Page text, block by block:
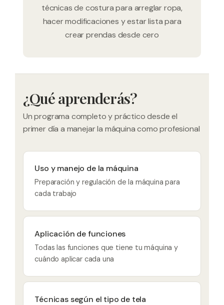
técnicas de costura para arreglar ropa,
hacer modificaciones y estar lista para
crear prendas desde cero
¿Qué aprenderás?
Un programa completo y práctico desde el
primer día a manejar la máquina como profesional
Uso y manejo de la máquina
Preparación y regulación de la máquina para
cada trabajo
Aplicación de funciones
Todas las funciones que tiene tu máquina y
cuándo aplicar cada una
Técnicas según el tipo de tela